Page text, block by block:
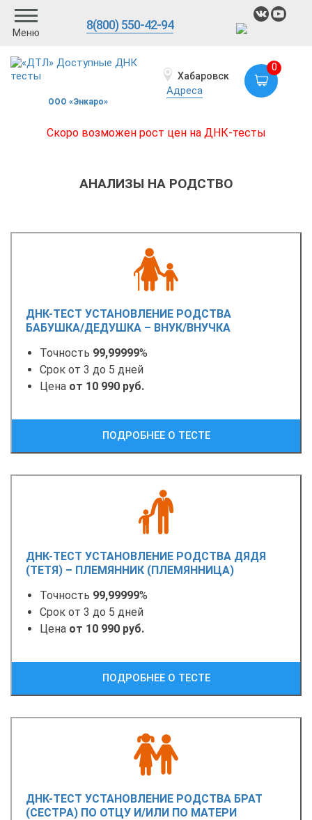
Меню
8(800) 550-42-94
ООО «Энкаро»
Хабаровск
Адреса
0
Скоро возможен рост цен на ДНК-тесты
АНАЛИЗЫ НА РОДСТВО
ДНК-ТЕСТ УСТАНОВЛЕНИЕ РОДСТВА
БАБУШКА/ДЕДУШКА – ВНУК/ВНУЧКА
Точность 99,99999%
Срок от 3 до 5 дней
Цена от 10 990 руб.
ПОДРОБНЕЕ О ТЕСТЕ
ДНК-ТЕСТ УСТАНОВЛЕНИЕ РОДСТВА ДЯДЯ
(ТЕТЯ) – ПЛЕМЯННИК (ПЛЕМЯННИЦА)
Точность 99,99999%
Срок от 3 до 5 дней
Цена от 10 990 руб.
ПОДРОБНЕЕ О ТЕСТЕ
ДНК-ТЕСТ УСТАНОВЛЕНИЕ РОДСТВА БРАТ
(СЕСТРА) ПО ОТЦУ И/ИЛИ ПО МАТЕРИ